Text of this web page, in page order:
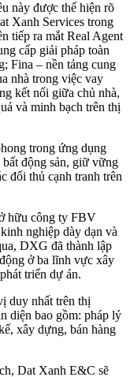
này được thể hiện rõ
Xanh Services trong
tiếp ra mắt Real Agent
cấp giải pháp toàn
Fina – nền tảng cung
nhà trong việc vay
kết nối giữa chủ nhà,
và minh bạch trên thị
trong ứng dụng
động sản, giữ vững
đối thủ cạnh tranh trên
hữu công ty FBV
nghiệp dày dạn và
DXG đã thành lập
ở ba lĩnh vực xây
triển dự án.
duy nhất trên thị
diện bao gồm: pháp lý
xây dựng, bán hàng
Dat Xanh E&C sẽ